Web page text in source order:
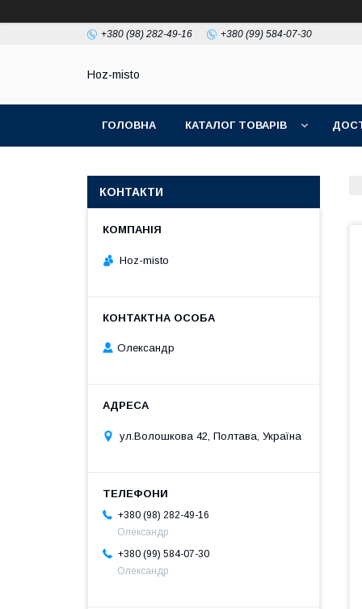
+380 (98) 282-49-16 +380 (99) 584-07-30
Hoz-misto
ГОЛОВНА КАТАЛОГ ТОВАРІВ
КОНТАКТИ
Hoz-misto
Олександр
ул.Волошкова 42, Полтава, Україна
+380 (98) 282-49-16
Олександр
+380 (99) 584-07-30
Олександр